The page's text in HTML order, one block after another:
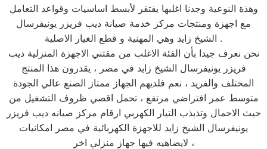
وهذة النوعية وجدنا اغلبها يفتقر لأبسط اساسيات وقواعد التعامل
مع اجهزة ومنتجات مركز خدمة صيانة ديب فريزر يونيفرسال
الشيخ زايد وهي المهنية و قطع الغيار الاصلية .
نحن نعرف جيدا بأن الفئة الاغلب من مقتني الاجهزة المنزلية ديب
فريزر يونيفرسال الشيخ زايد في مصر ، يقدرون هذا المنتج
المختلف والفريد ، نعم فلديهم الجهاز ممتاز الصنع عالي الجودة
متوسط عمر افتراضي مرتفع ، تحمل اقصي ظروف التشغيل من
حيث الاحمال وتذبذب التيار الكهربي ارقام مركز صيانه ديب فريزر
يونيفرسال الشيخ زايد للاجهزة الكهربائية في مصر امكانيات
لايضاهيه فيها جهاز منزلي اخر ،